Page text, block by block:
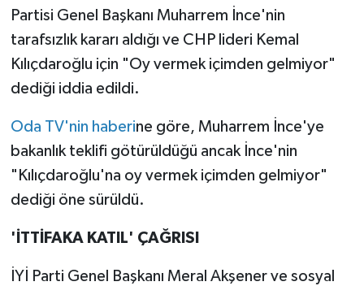
Partisi Genel Başkanı Muharrem İnce'nin
tarafsızlık kararı aldığı ve CHP lideri Kemal
Kılıçdaroğlu için "Oy vermek içimden gelmiyor"
dediği iddia edildi.
Oda TV'nin haberine göre, Muharrem İnce'ye
bakanlık teklifi götürüldüğü ancak İnce'nin
"Kılıçdaroğlu'na oy vermek içimden gelmiyor"
dediği öne sürüldü.
'İTTİFAKA KATIL' ÇAĞRISI
İYİ Parti Genel Başkanı Meral Akşener ve sosyal